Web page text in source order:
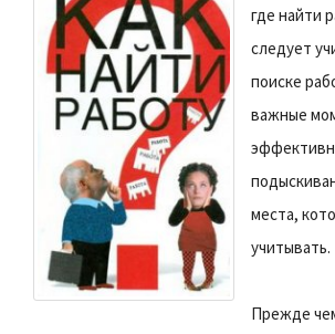
где найти
следует
поиске
важные
места,
учитывать.
Прежде